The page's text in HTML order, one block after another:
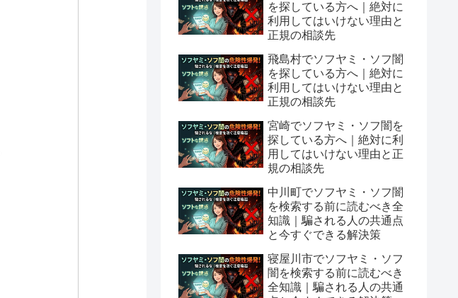
を探している方へ｜絶対に
利用してはいけない理由と
正規の相談先
飛島村でソフヤミ・ソフ闇
を探している方へ｜絶対に
利用してはいけない理由と
正規の相談先
宮崎でソフヤミ・ソフ闇を
探している方へ｜絶対に利
用してはいけない理由と正
規の相談先
中川町でソフヤミ・ソフ闇
を検索する前に読むべき全
知識｜騙される人の共通点
と今すぐできる解決策
寝屋川市でソフヤミ・ソフ
闇を検索する前に読むべき
全知識｜騙される人の共通